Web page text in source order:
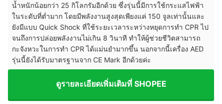
น้ำหนักน้อยกว่า 25 กิโลกรัมอีกด้วย ซึ่งรุ่นนี้มีการใช้กระแสไฟฟ้า
ในระดับที่ต่ำมาก โดยมีพลังงานสูงสุดเพียงแค่ 150 จูลเท่านั้นและ
ยังมีแบบ Quick Shock ที่ใช้ระยะเวลาระหว่างหยุดการทำ CPR ไป
จนถึงการปล่อยพลังงานไม่เกิน 8 วินาที ทำให้ผู้ช่วยชีวิตสามารถ
กะจังหวะในการทำ CPR ได้แม่นยำมากขึ้น นอกจากนี้เครื่อง AED
รุ่นนี้ยังได้รับมาตรฐานจาก CE Mark อีกด้วยค่ะ
ดูรายละเอียดเพิ่มเติมที่ SHOPEE